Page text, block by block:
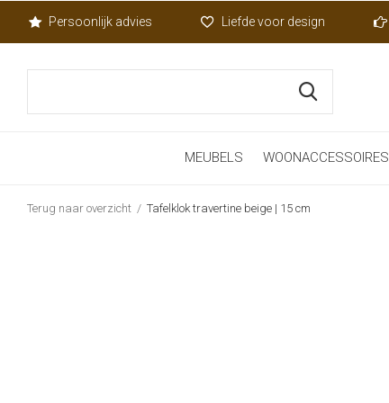
MEUBELS WOONACCESSOIRES
Persoonlijk advies Liefde voor design
Terug naar overzicht Tafelklok travertine beige | 15 cm